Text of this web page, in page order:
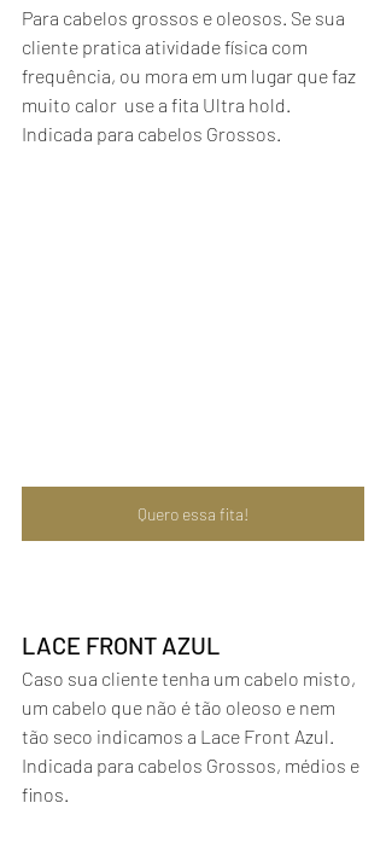
Para cabelos grossos e oleosos. Se sua
cliente pratica atividade física com
frequência, ou mora em um lugar que faz
muito calor  use a fita Ultra hold.
Indicada para cabelos Grossos.
Quero essa fita!
LACE FRONT AZUL
Caso sua cliente tenha um cabelo misto,
um cabelo que não é tão oleoso e nem
tão seco indicamos a Lace Front Azul.
Indicada para cabelos Grossos, médios e
finos.